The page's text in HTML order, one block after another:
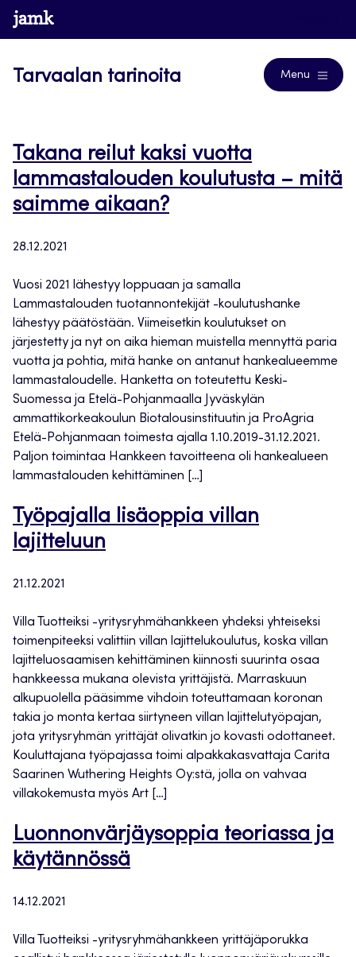
Siirry
suoraan
www.jamk.fi
Tarvaalan tarinoita Menu
Takana reilut kaksi vuotta
lammastalouden koulutusta – mitä
saimme aikaan?
28.12.2021
Vuosi 2021 lähestyy loppuaan ja samalla
Lammastalouden tuotannontekijät -koulutushanke
lähestyy päätöstään. Viimeisetkin koulutukset on
järjestetty ja nyt on aika hieman muistella mennyttä paria
vuotta ja pohtia, mitä hanke on antanut hankealueemme
lammastaloudelle. Hanketta on toteutettu Keski-
Suomessa ja Etelä-Pohjanmaalla Jyväskylän
ammattikorkeakoulun Biotalousinstituutin ja ProAgria
Etelä-Pohjanmaan toimesta ajalla 1.10.2019-31.12.2021.
Paljon toimintaa Hankkeen tavoitteena oli hankealueen
lammastalouden kehittäminen […]
Työpajalla lisäoppia villan
lajitteluun
21.12.2021
Villa Tuotteiksi -yritysryhmähankkeen yhdeksi yhteiseksi
toimenpiteeksi valittiin villan lajittelukoulutus, koska villan
lajitteluosaamisen kehittäminen kiinnosti suurinta osaa
hankkeessa mukana olevista yrittäjistä. Marraskuun
alkupuolella pääsimme vihdoin toteuttamaan koronan
takia jo monta kertaa siirtyneen villan lajittelutyöpajan,
jota yritysryhmän yrittäjät olivatkin jo kovasti odottaneet.
Kouluttajana työpajassa toimi alpakkakasvattaja Carita
Saarinen Wuthering Heights Oy:stä, jolla on vahvaa
villakokemusta myös Art […]
Luonnonvärjäysoppia teoriassa ja
käytännössä
14.12.2021
Villa Tuotteiksi -yritysryhmähankkeen yrittäjäporukka